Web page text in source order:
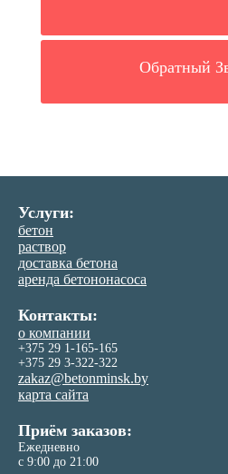
Обратный
Услуги:
бетон
раствор
доставка бетона
аренда бетононасоса
Контакты:
о компании
+375 29 1-165-165
+375 29 3-322-322
zakaz@betonminsk.by
карта сайта
Приём заказов:
Ежедневно
с 9:00 до 21:00